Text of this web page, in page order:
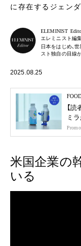
に存在するジェン
ELEMINIST
エレミニスト編
日本をはじめ、
スト独自の目線
2025.08.25
【
ミ
来
米国企業の
いる